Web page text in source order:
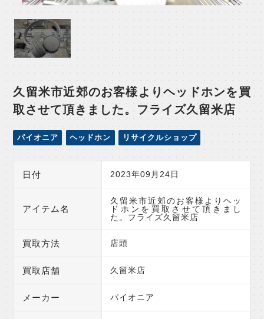
久留米市近郊のお客様よりヘッドホンを買
取させて頂きました。フライズ久留米店
パイオニア ヘッドホン リサイクルショップ
日付 2023年09月24日
アイテム名
久留米市近郊のお客様よりヘッ
ドホンを買取させて頂きまし
た。フライズ久留米店
買取方法 店頭
買取店舗 久留米店
メーカー パイオニア